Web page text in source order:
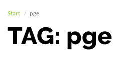
Start pge
TAG: pge